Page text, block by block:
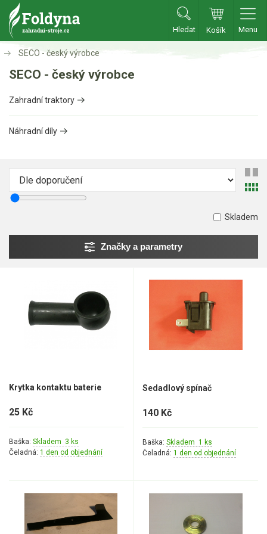
Hledat Košík Menu
Zahradní traktory
Aku traktory
Sekačky
Robotické sekačky
Křovinořezy a vyžínače
Motorové pily
Aku pily
SECO - český výrobce
SECO - český výrobce
Zahradní traktory
Náhradní díly
Skladem
Značky a parametry
Krytka kontaktu baterie
25 Kč
Baška: Skladem 3 ks
Čeladná: 1 den od objednání
Sedadlový spínač
140 Kč
Baška: Skladem 1 ks
Čeladná: 1 den od objednání